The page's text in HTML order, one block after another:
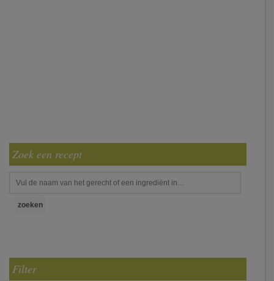
Zoek een recept
Filter